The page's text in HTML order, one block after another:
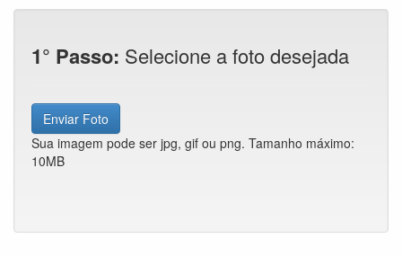
1° Passo: Selecione a foto desejada
Enviar Foto
Sua imagem pode ser jpg, gif ou png. Tamanho máximo:
10MB